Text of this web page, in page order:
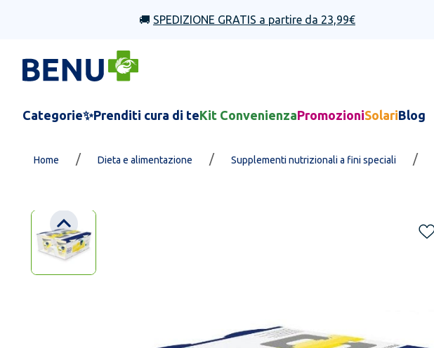
🚚 SPEDIZIONE GRATIS a partire da 23,99€
Categorie✨Prenditi cura di teKit ConvenienzaPromozioniSolariBlog
Home / Dieta e alimentazione / Supplementi nutrizionali a fini speciali /